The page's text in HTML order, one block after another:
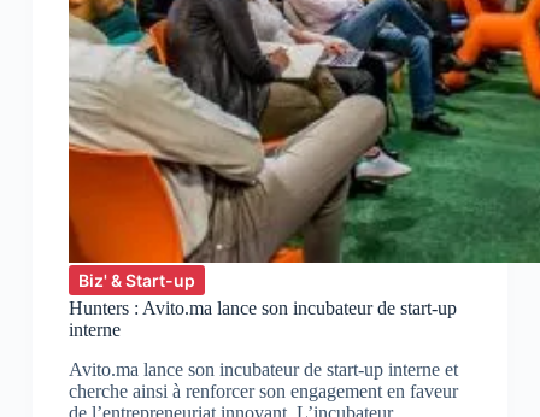
Biz' & Start-up
Hunters : Avito.ma lance son incubateur de start-up
interne
Avito.ma lance son incubateur de start-up interne et
cherche ainsi à renforcer son engagement en faveur
de l’entrepreneuriat innovant. L’incubateur